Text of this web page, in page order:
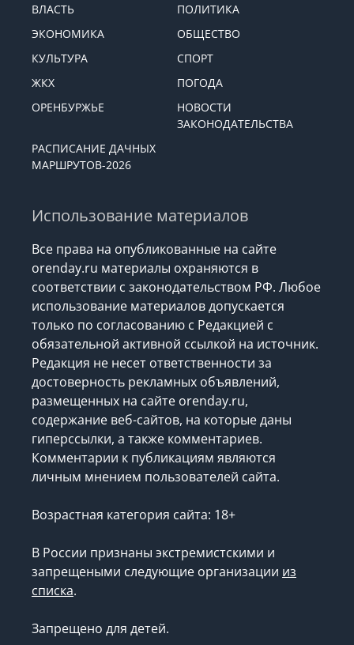
ВЛАСТЬ
ПОЛИТИКА
ЭКОНОМИКА
ОБЩЕСТВО
КУЛЬТУРА
СПОРТ
ЖКХ
ПОГОДА
ОРЕНБУРЖЬЕ
НОВОСТИ
ЗАКОНОДАТЕЛЬСТВА
РАСПИСАНИЕ ДАЧНЫХ
МАРШРУТОВ-2026
Использование материалов
Все права на опубликованные на сайте
orenday.ru материалы охраняются в
соответствии с законодательством РФ. Любое
использование материалов допускается
только по согласованию с Редакцией с
обязательной активной ссылкой на источник.
Редакция не несет ответственности за
достоверность рекламных объявлений,
размещенных на сайте orenday.ru,
содержание веб-сайтов, на которые даны
гиперссылки, а также комментариев.
Комментарии к публикациям являются
личным мнением пользователей сайта.
Возрастная категория сайта: 18+
В России признаны экстремистскими и
запрещеными следующие организации из
списка.
Запрещено для детей.